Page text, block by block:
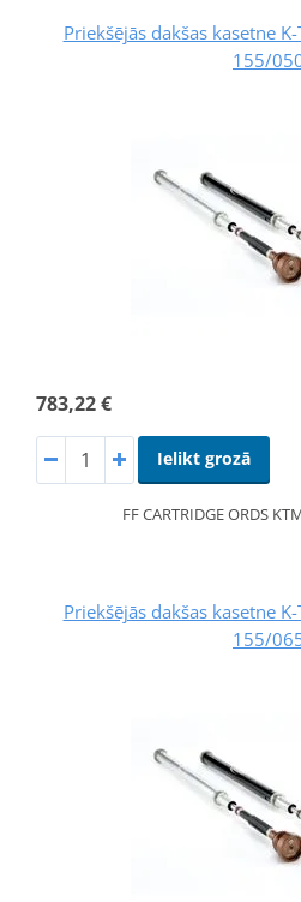
Priekšējās dakšas kasetne
155/
783,22 €
Ielikt grozā
FF CARTRIDGE ORDS
Priekšējās dakšas kasetne
155/